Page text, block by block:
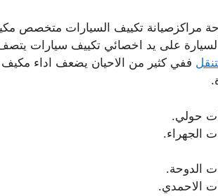
مراكزصيانة تكييف السيارات متخصص
على يد اخصائي تكييف سيارات يتصف
ففي كثير من الاحيان يضعف اداء مكيف
حولي.
الجهراء.
الدوحة.
الاحمدي.